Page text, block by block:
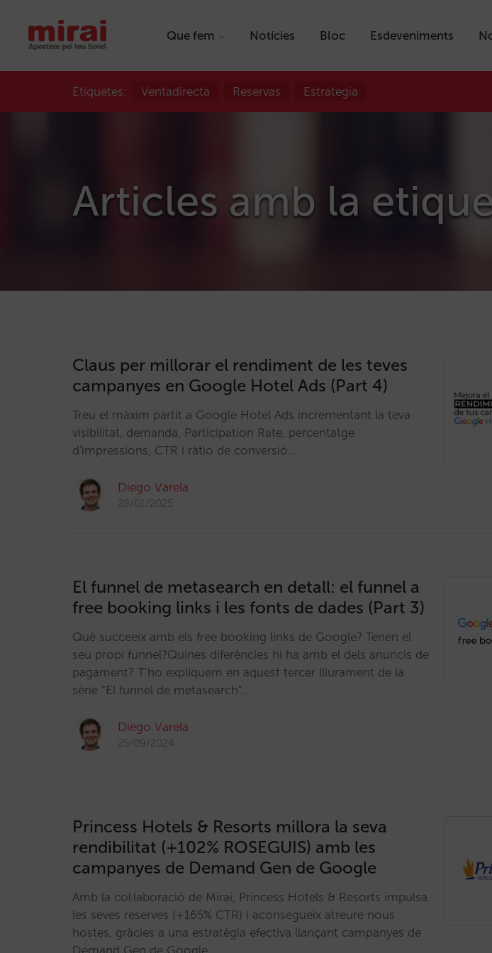
Que fem Notícies Bloc Esdeveniments
Etiquetes: Ventadirecta Reservas Estrategia
Articles amb la
Claus per millorar el rendiment de les teves
campanyes en Google Hotel Ads (Part 4)
Treu el màxim partit a Google Hotel Ads incrementant la teva
visibilitat, demanda, Participation Rate, percentatge
d'impressions, CTR i ràtio de conversió.…
Diego Varela
28/01/2025
El funnel de metasearch en detall: el funnel a
free booking links i les fonts de dades (Part 3)
Què succeeix amb els free booking links de Google? Tenen el
seu propi funnel?Quines diferències hi ha amb el dels anuncis de
pagament? T’ho expliquem en aquest tercer lliurament de la
sèrie “El funnel de metasearch”…
Diego Varela
25/09/2024
Princess Hotels & Resorts millora la seva
rendibilitat (+102% ROSEGUIS) amb les
campanyes de Demand Gen de Google
Amb la col·laboració de Mirai, Princess Hotels & Resorts impulsa
les seves reserves (+165% CTR) i aconsegueix atreure nous
hostes, gràcies a una estratègia efectiva llançant campanyes de
Demand Gen de Google.…